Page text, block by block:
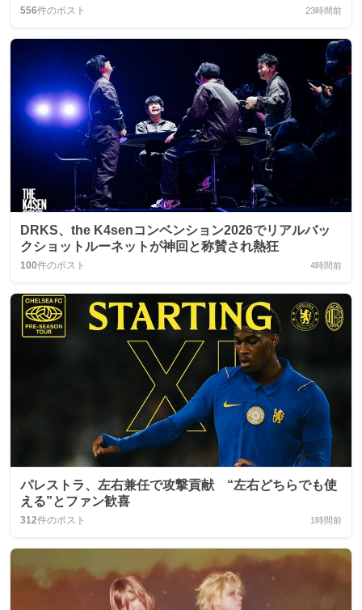
556件のポスト 23時間前
DRKS、the K4senコンベンション2026でリアルバッ
クショットルーネットが神回と称賛され熱狂
100件のポスト 4時間前
パレストラ、左右兼任で攻撃貢献 “左右どちらでも使
える”とファン歓喜
312件のポスト 1時間前